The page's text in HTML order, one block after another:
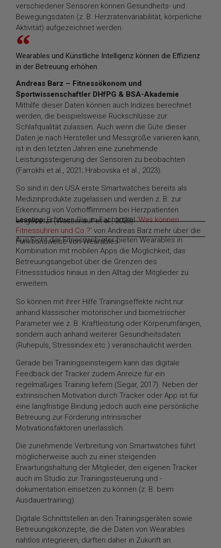
verschiedener Sensoren können Gesundheits- und
Bewegungsdaten (z. B. Herzratenvariabilität, körperliche
Aktivität) aufgezeichnet werden.
Wearables und Künstliche Intelligenz können die Effizienz
in der Betreuung erhöhen.
Andreas Barz – Fitnessökonom und
Sportwissenschaftler DHfPG & BSA-Akademie
Mithilfe dieser Daten können auch Indizes berechnet
werden, die beispielsweise Rückschlüsse zur
Schlafqualität zulassen. Auch wenn die Güte dieser
Daten je nach Hersteller und Messgröße variieren kann,
ist in den letzten Jahren eine zunehmende
Leistungssteigerung der Sensoren zu beobachten
(Farrokhi et al., 2021; Hrabovska et al., 2023).
So sind in den USA erste Smartwatches bereits als
Medizinprodukte zugelassen und werden z. B. zur
Erkennung von Vorhofflimmern bei Herzpatienten
eingesetzt (Wasserlauf et al., 2023).
Lesetipp:Erfahren Sie im Fachartikel 'Was können
Fitnessuhren und Co.?' von Andreas Barz mehr über die
Funktionsweise von Wearables.
Aus Sicht der Fitnessanbieter bieten Wearables in
Kombination mit mobilen Apps die Möglichkeit, das
Betreuungsangebot über die Grenzen des
Fitnessstudios hinaus in den Alltag der Mitglieder zu
erweitern.
So können mit ihrer Hilfe Trainingseffekte nicht nur
anhand klassischer motorischer und biometrischer
Parameter wie z. B. Kraftleistung oder Körperumfängen,
sondern auch anhand weiterer Gesundheitsdaten
(Ruhepuls, Stressindex etc.) veranschaulicht werden.
Gerade bei Trainingseinsteigern kann das digitale
Feedback der Tracker zudem Anreize für ein
regelmäßiges Training liefern (Segar, 2017). Neben der
extrinsischen Motivation durch Tracker oder App ist für
eine langfristige Bindung jedoch auch eine persönliche
Betreuung zur Förderung intrinsischer
Motivationsfaktoren unerlässlich.
Die zunehmende Verbreitung von Smartwatches führt
möglicherweise auch zu einer steigenden
Erwartungshaltung der Mitglieder, den eigenen Tracker
auch im Studio zur Trainingssteuerung und -
dokumentation einsetzen zu können (z. B. beim
Ausdauertraining).
Digitale Schnittstellen an den Trainingsgeräten sowie
Betreuungskonzepte, die die Daten von Wearables
nahtlos integrieren, dürften daher in Zukunft an